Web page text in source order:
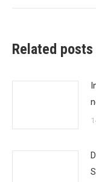
Related posts